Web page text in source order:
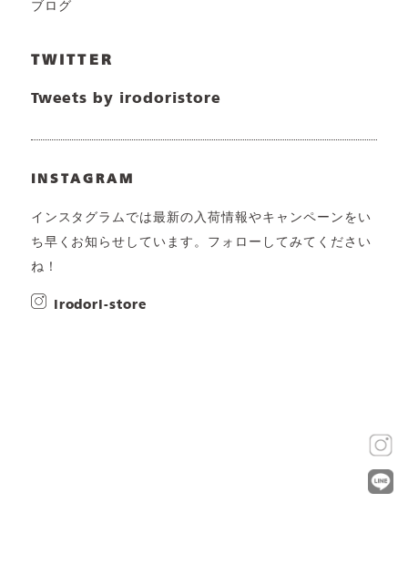
ブログ
TWITTER
Tweets by irodoristore
INSTAGRAM
インスタグラムでは最新の入荷情報やキャンペーンをい
ち早くお知らせしています。フォローしてみてください
ね！
irodori-store